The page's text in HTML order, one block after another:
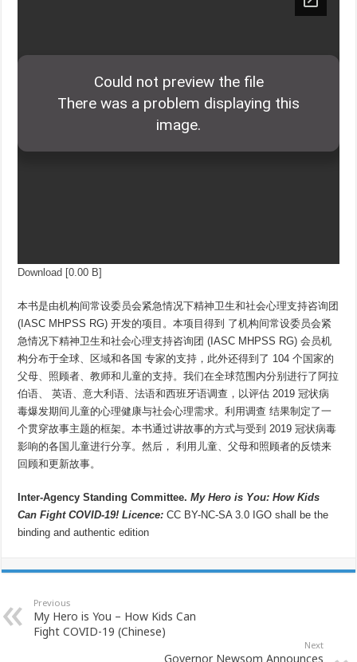
Download [0.00 B]
本书是由机构间常设委员会紧急情况下精神卫生和社会心理支持咨询团
(IASC MHPSS RG) 开发的项目。本项目得到 了机构间常设委员会紧
急情况下精神卫生和社会心理支持咨询团 (IASC MHPSS RG) 会员机
构分布于全球、区域和各国 专家的支持，此外还得到了 104 个国家的
父母、照顾者、教师和儿童的支持。我们在全球范围内分别进行了阿拉
伯语、 英语、意大利语、法语和西班牙语调查，以评估 2019 冠状病
毒爆发期间儿童的心理健康与社会心理需求。利用调查 结果制定了一
个贯穿故事主题的框架。本书通过讲故事的方式与受到 2019 冠状病毒
影响的各国儿童进行分享。然后， 利用儿童、父母和照顾者的反馈来
回顾和更新故事。
Inter-Agency Standing Committee.My Hero is You: How Kids
Can Fight COVID-19! Licence:CC BY-NC-SA 3.0 IGO shall be the
binding and authentic edition
Previous
My Hero is You – How Kids Can
Fight COVID-19 (Chinese)
Next
Governor Newsom Announces